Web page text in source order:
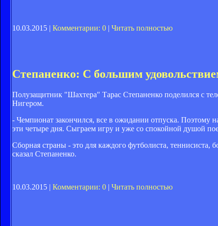
10.03.2015 | Комментарии: 0 | Читать полностью
Степаненко: С большим
Полузащитник "Шахтера" Тарас Степаненко поделился с
Нигером.
- Чемпионат закончился, все в ожидании отпуска. Поэтому
эти четыре дня. Сыграем игру и уже со спокойной душой
Сборная страны - это для каждого футболиста,
сказал Степаненко.
10.03.2015 | Комментарии: 0 | Читать полностью